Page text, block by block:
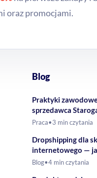
oraz promocjami.
Blog
Praktyki
sprzedawca
Gdański – Drogeria
Praca•3 min czytania
Dropshipping dla
internetowego —
rozszerzyć ofertę o
Blog•4 min czytania